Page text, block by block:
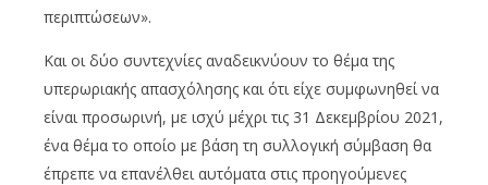
περιπτώσεων».
Και οι δύο συντεχνίες αναδεικνύουν το θέμα της
υπερωριακής απασχόλησης και ότι είχε συμφωνηθεί να
είναι προσωρινή, με ισχύ μέχρι τις 31 Δεκεμβρίου 2021,
ένα θέμα το οποίο με βάση τη συλλογική σύμβαση θα
έπρεπε να επανέλθει αυτόματα στις προηγούμενες